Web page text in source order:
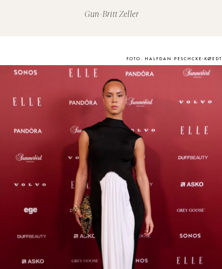
Gun-Britt Zeller
FOTO: HALFDAN PESCHCKE-KØEDT